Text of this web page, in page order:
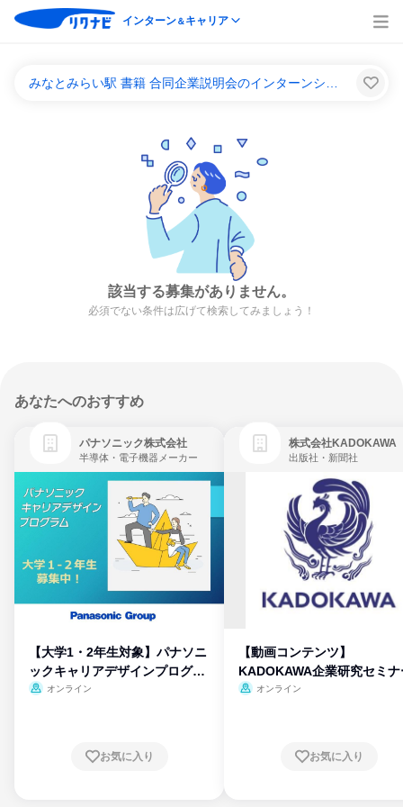
インターン＆キャリア
該当する募集がありません。
必須でない条件は広げて検索してみましょう！
あなたへのおすすめ
パナソニック株式会社
半導体・電子機器メーカー
【大学1・2年生対象】パナソニ
ックキャリアデザインプログラ
ム
オンライン
お気に入り
株式会社KADOKAWA
出版社・新聞社
【動画コンテンツ】
KADOKAWA企業研究セミナ
オンライン
お気に入り